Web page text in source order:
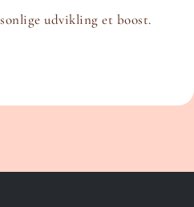
udvikling et boost.